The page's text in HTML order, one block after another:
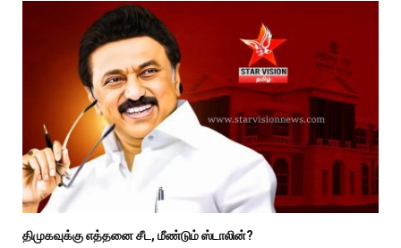
திமுகவுக்கு எத்தனை சீட, மீண்டும் ஸ்டாலின்?